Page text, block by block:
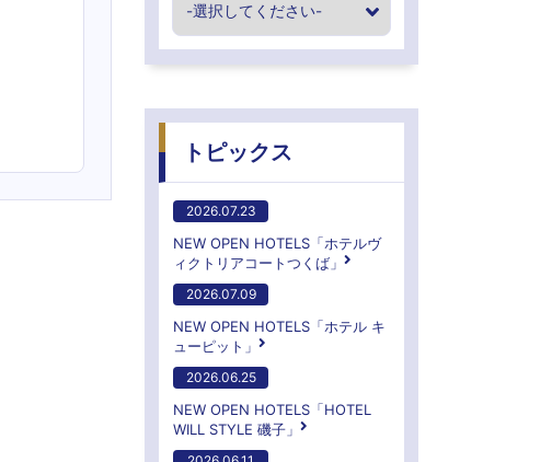
トピックス
2026.07.23
NEW OPEN HOTELS「ホテルヴ
ィクトリアコートつくば」
2026.07.09
NEW OPEN HOTELS「ホテル キ
ューピット」
2026.06.25
NEW OPEN HOTELS「HOTEL
WILL STYLE 磯子」